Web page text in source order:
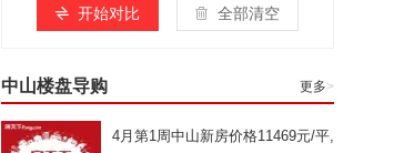
开始对比 全部清空
中山楼盘导购 更多>
4月第1周中山新房价格11469元/平,